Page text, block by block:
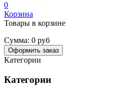
0
Корзина
Товары в корзине
Сумма: 0 руб
Оформить заказ
Категории
Категории